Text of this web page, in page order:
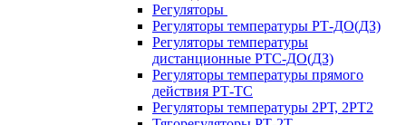
Регуляторы
Регуляторы температуры РТ-ДО(ДЗ)
Регуляторы температуры
дистанционные РТС-ДО(ДЗ)
Регуляторы температуры прямого
действия РТ-ТС
Регуляторы температуры 2РТ, 2РT2